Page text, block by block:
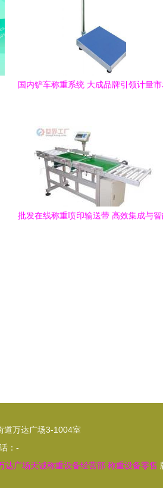
国内铲车称重系统 大成品牌引领计量市
批发在线称重喷印输送带 高效集成与
道万达广场3-1004室
：-
达广场天诚称重设备经营部 称重设备零售